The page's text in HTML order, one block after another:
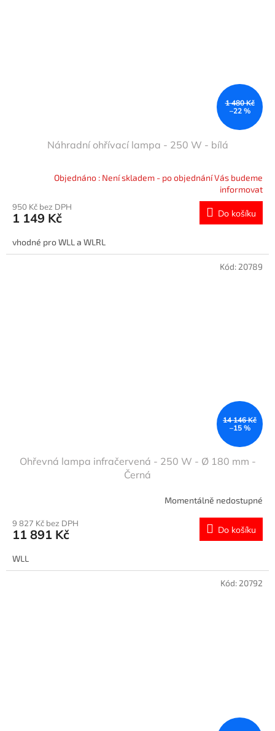
1 480 Kč
–22 %
Náhradní ohřívací lampa - 250 W - bílá
Objednáno : Není skladem - po objednání Vás budeme
informovat
950 Kč bez DPH
1 149 Kč Do košíku
vhodné pro WLL a WLRL
14 146 Kč
–15 %
Ohřevná lampa infračervená - 250 W - Ø 180 mm -
Černá
Momentálně nedostupné
9 827 Kč bez DPH
11 891 Kč Do košíku
WLL
Kód: 20789
Kód:20792